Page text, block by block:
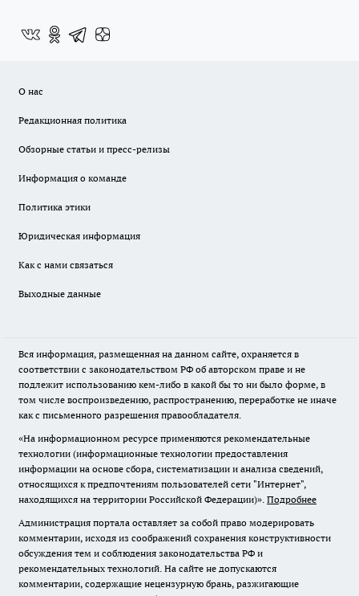
О нас
Редакционная политика
Обзорные статьи и пресс-релизы
Информация о команде
Политика этики
Юридическая информация
Как с нами связаться
Выходные данные
Вся информация, размещенная на данном сайте, охраняется в
соответствии с законодательством РФ об авторском праве и не
подлежит использованию кем-либо в какой бы то ни было форме, в
том числе воспроизведению, распространению, переработке не иначе
как с письменного разрешения правообладателя.
«На информационном ресурсе применяются рекомендательные
технологии (информационные технологии предоставления
информации на основе сбора, систематизации и анализа сведений,
относящихся к предпочтениям пользователей сети "Интернет",
находящихся на территории Российской Федерации)». Подробнее
Администрация портала оставляет за собой право модерировать
комментарии, исходя из соображений сохранения конструктивности
обсуждения тем и соблюдения законодательства РФ и
рекомендательных технологий. На сайте не допускаются
комментарии, содержащие нецензурную брань, разжигающие